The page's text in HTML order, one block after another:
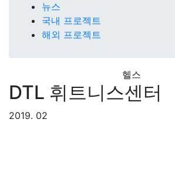
뉴스
국내 프로젝트
해외 프로젝트
헬스
DTL 휘트니스센터
2019. 02